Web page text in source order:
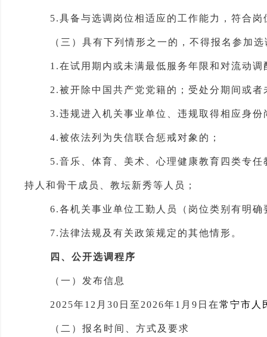
5.具备与选调岗位相适应的工作能力，符合 岗
（三） 具有下列情形之一的， 不得报名参加选
1.在试用期 内或未满最低服务年限和 对流动调
2.被开除中国共产党党籍的； 受处分期间或
3.违规进入机关事业单位、违规取得相应身
4.被依法列为失信联合惩戒对象的 ；
5.音乐、体育、美术、心理健康教育四类专任
持人和骨干成员、教坛新秀等 人员 ；
6.各机关事业单位工勤人员（岗位类别有明确
7.法律法规及有关政策规定的其他情形。
四 、公开选调程序
（一）发布信息
202 5年12 月 30 日至 2026年1 月 9 日在常宁市 人
（二）报名 时间、方式及要求